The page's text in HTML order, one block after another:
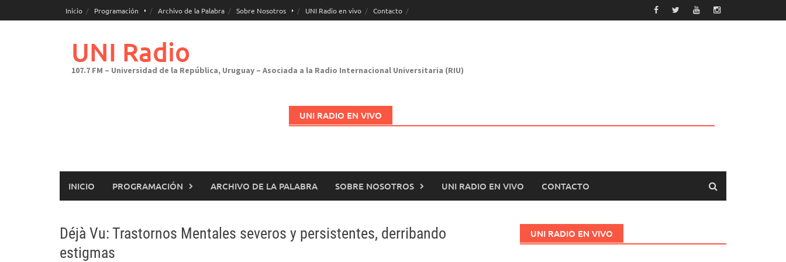
al
Inicio Programación Archivo de la Palabra Sobre Nosotros UNI Radio en vivo Contacto
UNI Radio
107.7 FM – Universidad de la República, Uruguay – Asociada a la Radio Internacional Universitaria (RIU)
UNI RADIO EN VIVO
INICIO PROGRAMACIÓN ARCHIVO DE LA PALABRA SOBRE NOSOTROS UNI RADIO EN VIVO CONTACTO
Déjà Vu: Trastornos Mentales severos y persistentes, derribando
estigmas
UNI RADIO EN VIVO